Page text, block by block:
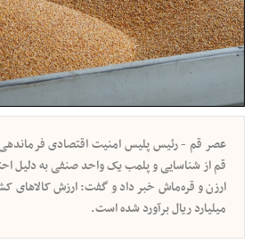
عصر قم - رئیس پلیس امنیت اقتصادی
میلیارد ریال برآورد شده است.